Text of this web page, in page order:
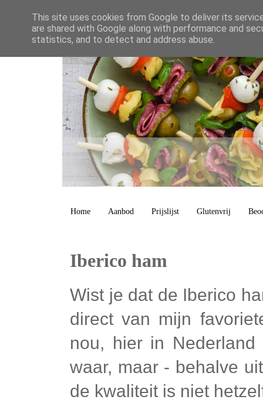
Home Aanbod Prijslijst Glutenvrij
Iberico ham
Wist je dat de Iberico
direct van mijn
nou, hier in
waar, maar - behalve
de kwaliteit is niet
This site uses cookies from Google to deliver its
are shared with Google along with performance and
statistics, and to detect and address abuse.